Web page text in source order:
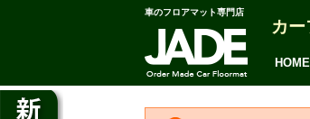
車のフロアマット専門店
カ
HOME
アルファード
ヴェルファイア